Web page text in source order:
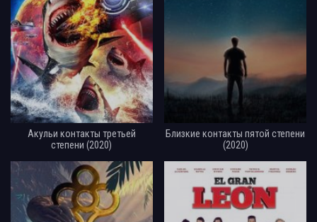
Акульи контакты третьей
степени (2020)
Близкие контакты пятой степени
(2020)